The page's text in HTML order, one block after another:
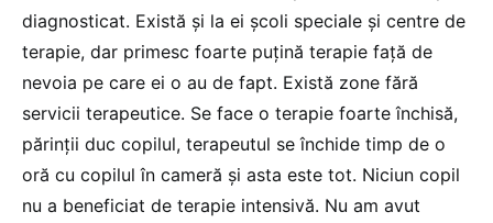
diagnosticat. Există și la ei școli speciale și centre de
terapie, dar primesc foarte puțină terapie față de
nevoia pe care ei o au de fapt. Există zone fără
servicii terapeutice. Se face o terapie foarte închisă,
părinții duc copilul, terapeutul se închide timp de o
oră cu copilul în cameră și asta este tot. Niciun copil
nu a beneficiat de terapie intensivă. Nu am avut